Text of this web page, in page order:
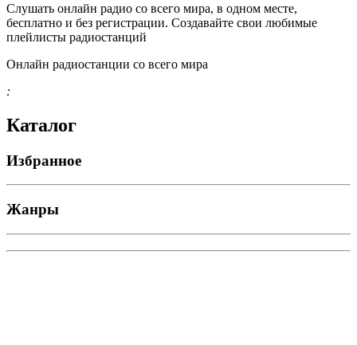
Слушать онлайн радио со всего мира, в одном месте,
бесплатно и без регистрации. Создавайте свои любимые
плейлисты радиостанций
Онлайн радиостанции со всего мира
:
Каталог
Избранное
Жанры